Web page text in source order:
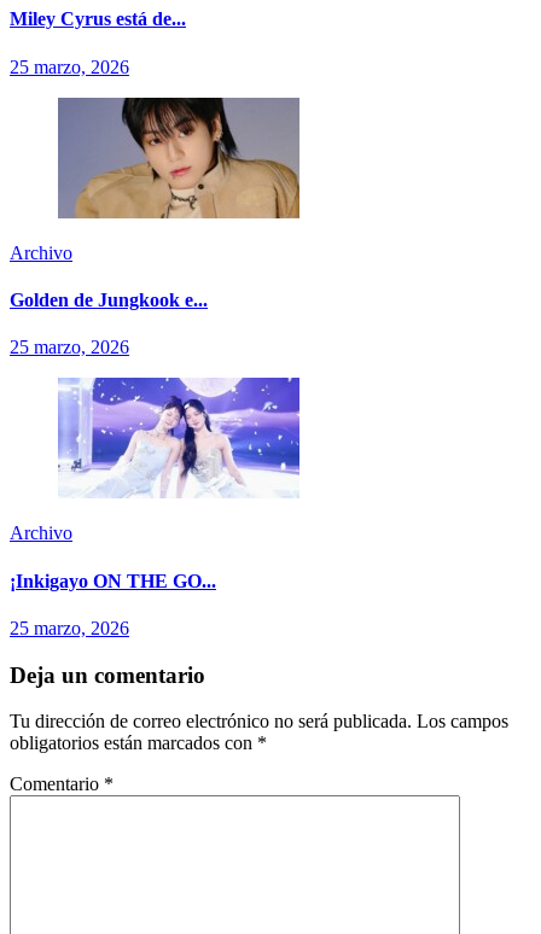
Miley Cyrus está de...
25 marzo, 2026
Archivo
Golden de Jungkook e...
25 marzo, 2026
Archivo
¡Inkigayo ON THE GO...
25 marzo, 2026
Deja un comentario
Tu dirección de correo electrónico no será publicada. Los campos
obligatorios están marcados con *
Comentario *